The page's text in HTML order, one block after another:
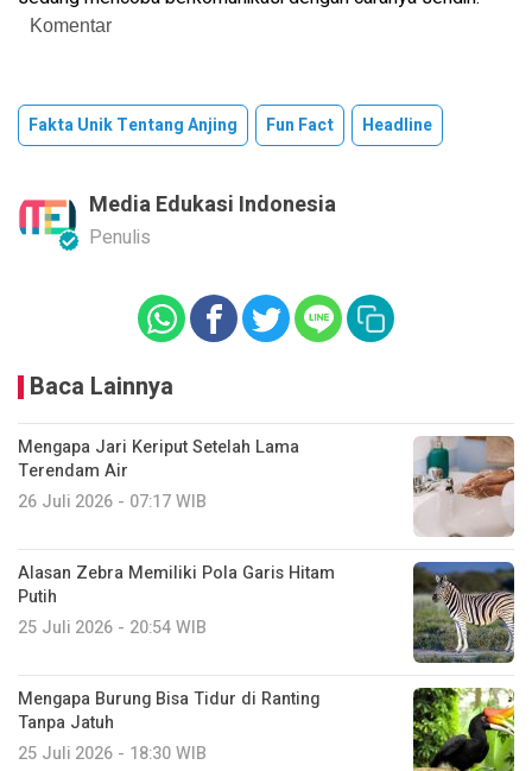
Komentar
Fakta Unik Tentang Anjing Fun Fact Headline
Media Edukasi Indonesia
Penulis
Baca Lainnya
Mengapa Jari Keriput Setelah Lama
Terendam Air
26 Juli 2026 - 07:17 WIB
Alasan Zebra Memiliki Pola Garis Hitam
Putih
25 Juli 2026 - 20:54 WIB
Mengapa Burung Bisa Tidur di Ranting
Tanpa Jatuh
25 Juli 2026 - 18:30 WIB